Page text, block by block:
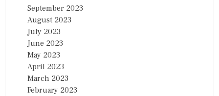
September 2023
August 2023
July 2023
June 2023
May 2023
April 2023
March 2023
February 2023